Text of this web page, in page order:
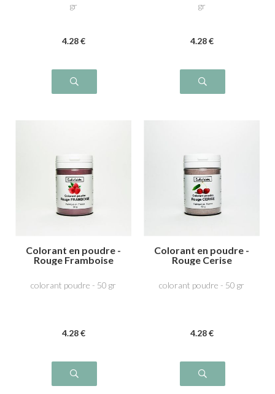
gr
4.28 €
gr
4.28 €
Colorant en poudre -
Rouge Framboise
colorant poudre - 50 gr
4.28 €
Colorant en poudre -
Rouge Cerise
colorant poudre - 50 gr
4.28 €